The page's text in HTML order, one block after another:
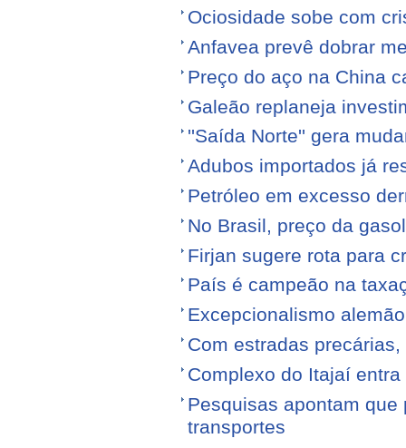
Ociosidade sobe com
Anfavea prevê dobrar
Preço do aço na China
Galeão replaneja
''Saída Norte'' gera
Adubos importados já
Petróleo em excesso
No Brasil, preço da
Firjan sugere rota para
País é campeão na
Excepcionalismo alemão
Com estradas
Complexo do Itajaí
Pesquisas apontam
transportes